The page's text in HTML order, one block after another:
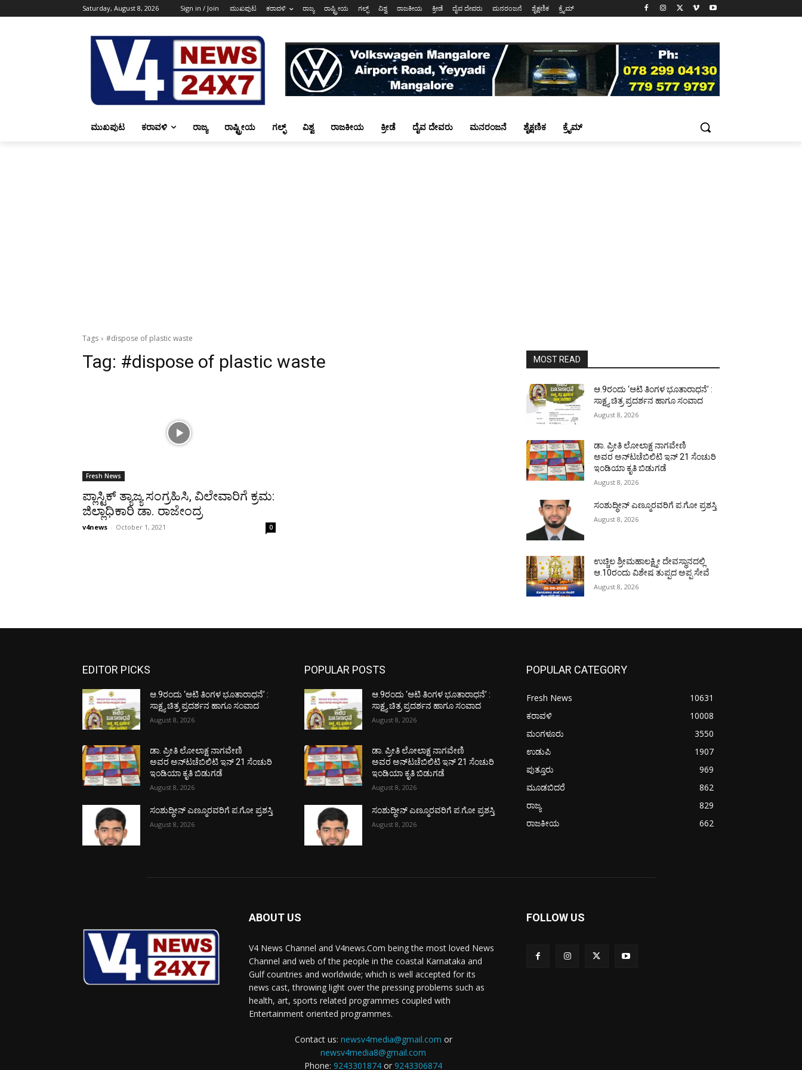
Saturday, August 8, 2026 Sign in / Join ಮುಖಪುಟ ಕರಾವಳಿ ರಾಜ್ಯ ರಾಷ್ಟ್ರೀಯ ಗಲ್ಫ್ ವಿಶ್ವ ರಾಜಕೀಯ ಕ್ರೀಡೆ ದೈವ ದೇವರು ಮನರಂಜನೆ ಶೈಕ್ಷಣಿಕ ಕ್ರೈಮ್
ಮುಖಪುಟ ಕರಾವಳಿ ರಾಜ್ಯ ರಾಷ್ಟ್ರೀಯ ಗಲ್ಫ್ ವಿಶ್ವ ರಾಜಕೀಯ ಕ್ರೀಡೆ ದೈವ ದೇವರು ಮನರಂಜನೆ ಶೈಕ್ಷಣಿಕ ಕ್ರೈಮ್
Tags #dispose of plastic waste
Tag: #dispose of plastic waste
Fresh News
ಪ್ಲಾಸ್ಟಿಕ್ ತ್ಯಾಜ್ಯ ಸಂಗ್ರಹಿಸಿ, ವಿಲೇವಾರಿಗೆ ಕ್ರಮ:
ಜಿಲ್ಲಾಧಿಕಾರಿ ಡಾ. ರಾಜೇಂದ್ರ
v4news - October 1, 2021 0
MOST READ
ಆ.9ರಂದು ‘ಆಟಿ ತಿಂಗಳ ಭೂತಾರಾಧನೆ’ :
ಸಾಕ್ಷ್ಯ ಚಿತ್ರ ಪ್ರದರ್ಶನ ಹಾಗೂ ಸಂವಾದ
August 8, 2026
ಡಾ. ಪ್ರೀತಿ ಲೋಲಾಕ್ಷ ನಾಗವೇಣಿ
ಅವರ ಅನ್‌ಟಚೆಬಿಲಿಟಿ ಇನ್ 21 ಸೆಂಚುರಿ
ಇಂಡಿಯಾ ಕೃತಿ ಬಿಡುಗಡೆ
August 8, 2026
ಸಂಶುದ್ಧೀನ್ ಎಣ್ಮೂರವರಿಗೆ ಪ.ಗೋ ಪ್ರಶಸ್ತಿ
August 8, 2026
ಉಚ್ಚಿಲ ಶ್ರೀಮಹಾಲಕ್ಷ್ಮೀ ದೇವಸ್ಥಾನದಲ್ಲಿ
ಆ.10ರಂದು ವಿಶೇಷ ತುಪ್ಪದ ಅಪ್ಪ ಸೇವೆ
August 8, 2026
EDITOR PICKS
ಆ.9ರಂದು ‘ಆಟಿ ತಿಂಗಳ ಭೂತಾರಾಧನೆ’ :
ಸಾಕ್ಷ್ಯ ಚಿತ್ರ ಪ್ರದರ್ಶನ ಹಾಗೂ ಸಂವಾದ
August 8, 2026
ಡಾ. ಪ್ರೀತಿ ಲೋಲಾಕ್ಷ ನಾಗವೇಣಿ
ಅವರ ಅನ್‌ಟಚೆಬಿಲಿಟಿ ಇನ್ 21 ಸೆಂಚುರಿ
ಇಂಡಿಯಾ ಕೃತಿ ಬಿಡುಗಡೆ
August 8, 2026
ಸಂಶುದ್ಧೀನ್ ಎಣ್ಮೂರವರಿಗೆ ಪ.ಗೋ ಪ್ರಶಸ್ತಿ
August 8, 2026
POPULAR POSTS
ಆ.9ರಂದು ‘ಆಟಿ ತಿಂಗಳ ಭೂತಾರಾಧನೆ’ :
ಸಾಕ್ಷ್ಯ ಚಿತ್ರ ಪ್ರದರ್ಶನ ಹಾಗೂ ಸಂವಾದ
August 8, 2026
ಡಾ. ಪ್ರೀತಿ ಲೋಲಾಕ್ಷ ನಾಗವೇಣಿ
ಅವರ ಅನ್‌ಟಚೆಬಿಲಿಟಿ ಇನ್ 21 ಸೆಂಚುರಿ
ಇಂಡಿಯಾ ಕೃತಿ ಬಿಡುಗಡೆ
August 8, 2026
ಸಂಶುದ್ಧೀನ್ ಎಣ್ಮೂರವರಿಗೆ ಪ.ಗೋ ಪ್ರಶಸ್ತಿ
August 8, 2026
POPULAR CATEGORY
Fresh News
10631
ಕರಾವಳಿ
10008
ಮಂಗಳೂರು
3550
ಉಡುಪಿ
1907
ಪುತ್ತೂರು
969
ಮೂಡಬಿದರೆ
862
ರಾಜ್ಯ
829
ರಾಜಕೀಯ
662
ABOUT US
V4 News Channel and V4news.Com being the most loved News
Channel and web of the people in the coastal Karnataka and
Gulf countries and worldwide; which is well accepted for its
news cast, throwing light over the pressing problems such as
health, art, sports related programmes coupled with
Entertainment oriented programmes.
Contact us: newsv4media@gmail.com or
newsv4media8@gmail.com
Phone: 9243301874 or 9243306874
FOLLOW US